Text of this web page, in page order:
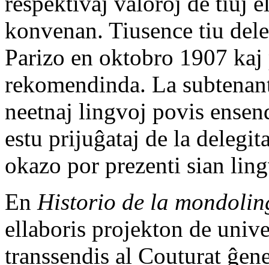
konvenan. Tiusence tiu
Parizo en oktobro 1907
rekomendinda. La
neetnaj lingvoj povis
estu prijuĝataj de la
okazo por prezenti sian
En Historio de la
ellaboris projekton de
transsendis al Couturat